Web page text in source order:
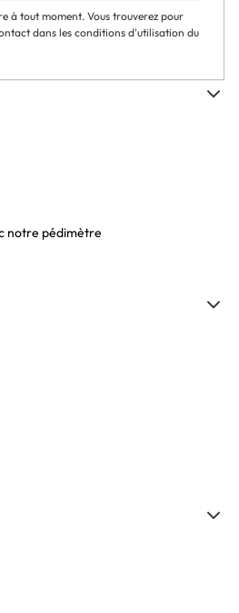
à tout moment. Vous trouverez pour
dans les conditions d'utilisation du
notre pédimètre